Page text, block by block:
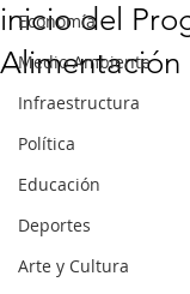
Economía
Medio Ambiente
Infraestructura
Política
Educación
Deportes
Arte y Cultura
inicio del
Alimentación